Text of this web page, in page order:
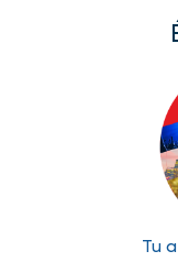
Tu